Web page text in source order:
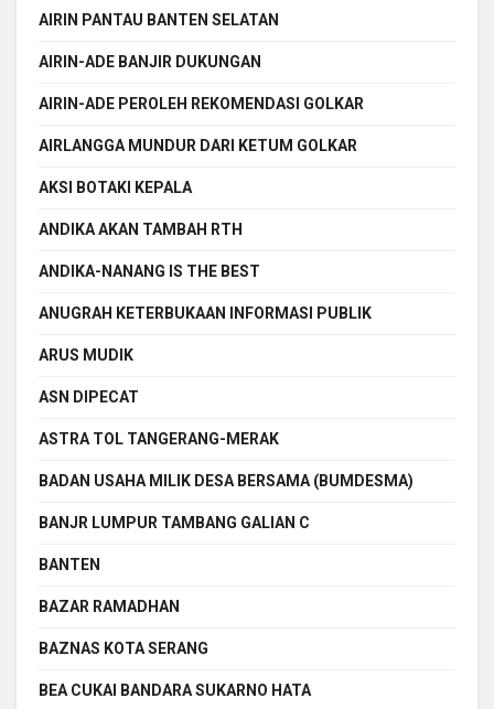
AIRIN PANTAU BANTEN SELATAN
AIRIN-ADE BANJIR DUKUNGAN
AIRIN-ADE PEROLEH REKOMENDASI GOLKAR
AIRLANGGA MUNDUR DARI KETUM GOLKAR
AKSI BOTAKI KEPALA
ANDIKA AKAN TAMBAH RTH
ANDIKA-NANANG IS THE BEST
ANUGRAH KETERBUKAAN INFORMASI PUBLIK
ARUS MUDIK
ASN DIPECAT
ASTRA TOL TANGERANG-MERAK
BADAN USAHA MILIK DESA BERSAMA (BUMDESMA)
BANJR LUMPUR TAMBANG GALIAN C
BANTEN
BAZAR RAMADHAN
BAZNAS KOTA SERANG
BEA CUKAI BANDARA SUKARNO HATA